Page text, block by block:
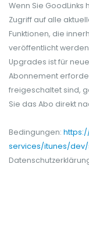
Wenn Sie
Zugriff auf alle
Funktionen, die
veröffentlicht
Upgrades ist für
Abonnement
freigeschaltet sind,
Sie das Abo direkt
Bedingungen:
services/itunes/